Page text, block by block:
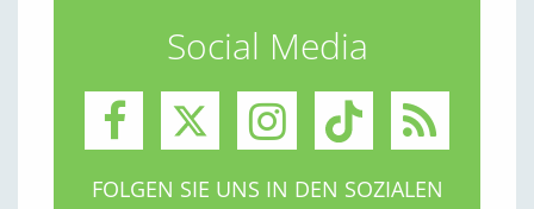
Social Media
FOLGEN SIE UNS IN DEN SOZIALEN